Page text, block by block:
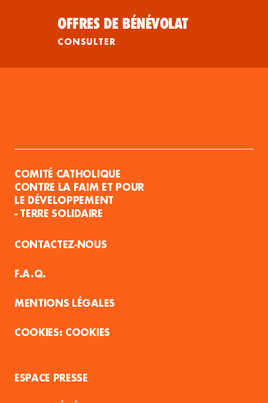
OFFRES DE BÉNÉVOLAT
CONSULTER
COMITÉ CATHOLIQUE
CONTRE LA FAIM ET POUR
LE DÉVELOPPEMENT
- TERRE SOLIDAIRE
CONTACTEZ-NOUS
F.A.Q.
MENTIONS LÉGALES
COOKIES
ESPACE PRESSE